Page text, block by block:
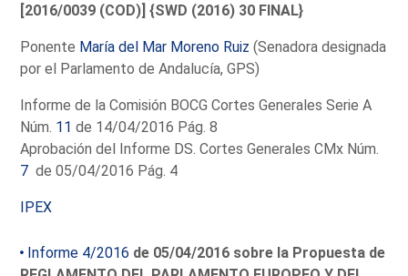
[2016/0039 (COD)] {SWD (2016) 30 FINAL}
Ponente María del Mar Moreno Ruiz (Senadora designada
por el Parlamento de Andalucía, GPS)
Informe de la Comisión BOCG Cortes Generales Serie A
Núm. 11 de 14/04/2016 Pág. 8
Aprobación del Informe DS. Cortes Generales CMx Núm.
7 de 05/04/2016 Pág. 4
IPEX
Informe 4/2016 de 05/04/2016 sobre la Propuesta de